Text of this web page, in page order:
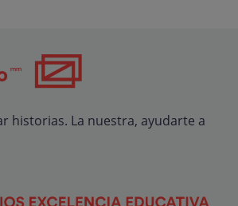
historias. La nuestra, ayudarte a